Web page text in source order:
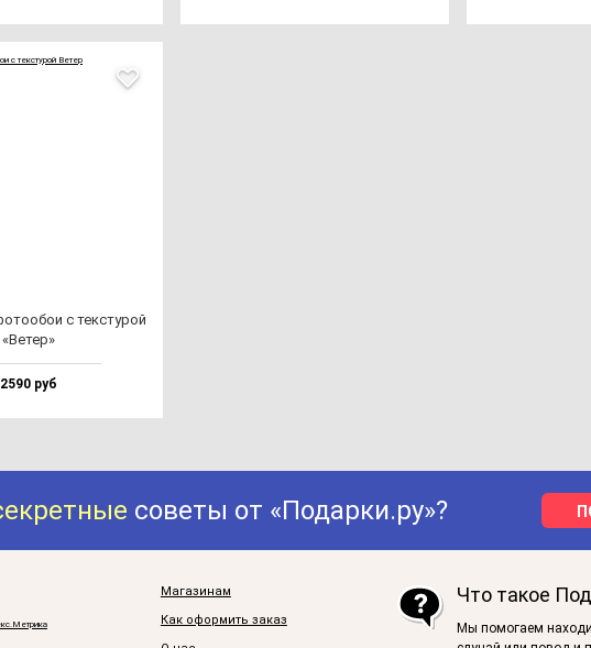
с тек­сту­рой
«Ветер»
2590 руб
советы от «Подарки.ру»?
Магазинам
Как оформить заказ
Что такое
Мы помогаем